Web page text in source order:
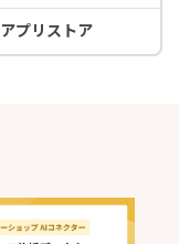
アプリストア